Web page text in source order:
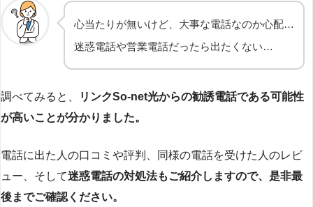
心当たりが無いけど、大事な電話なのか心配…
迷惑電話や営業電話だったら出たくない…
調べてみると、
リンクSo-net光からの勧誘電話である可能性
が高いことが分かりました。
電話に出た人の口コミや評判、同様の電話を受けた人のレビ
ュー、そして迷惑電話の対処法もご紹介しますので、是非最
後までご確認ください。